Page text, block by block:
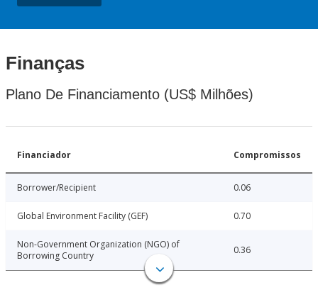
Finanças
Plano De Financiamento (US$ Milhões)
Financiador Compromissos
Borrower/Recipient 0.06
Global Environment Facility (GEF) 0.70
Non-Government Organization (NGO) of
Borrowing Country
0.36